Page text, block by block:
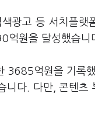
색광고 등 서치플랫
억원을 달성했습니
3685억원을 기록
니다 다만,콘텐츠